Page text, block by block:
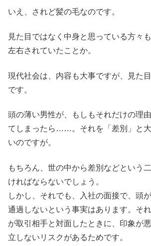
いえ、されど髪の毛なのです。
見た目ではなく中身と思っている方々
左右されていたことか。
現代社会は、内容も大事ですが、見た
です。
頭の薄い男性が、もしもそれだけの理
てしまったら……。それを「差別」と
いのですが。
もちろん、世の中から差別などという
ければならないでしょう。
しかし、それでも、入社の面接で、頭
通過しないという事実はあります。そ
が取引相手と対面したときに、印象が
立しないリスクがあるためです。